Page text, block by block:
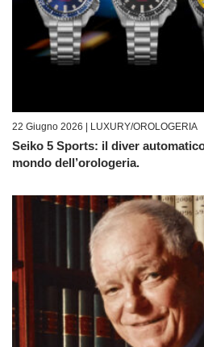
22 Giugno 2026 | LUXURY/OROLOGERIA
Seiko 5 Sports: il diver
mondo dell’orologeria.